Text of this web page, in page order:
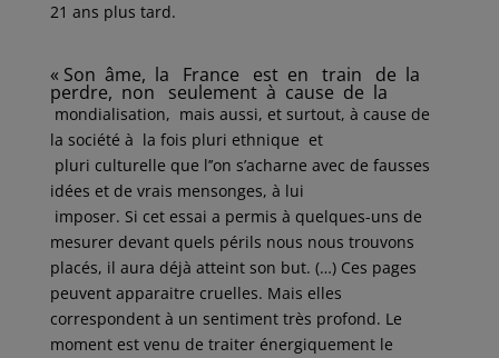
21 ans plus tard.
« Son âme, la France est en train de la
perdre, non seulement à cause de la
mondialisation, mais aussi, et surtout, à cause de
la société à la fois pluri ethnique et
pluri culturelle que l’’on s’acharne avec de fausses
idées et de vrais mensonges, à lui
imposer. Si cet essai a permis à quelques-uns de
mesurer devant quels périls nous nous trouvons
placés, il aura déjà atteint son but. (…) Ces pages
peuvent apparaitre cruelles. Mais elles
correspondent à un sentiment très profond. Le
moment est venu de traiter énergiquement le